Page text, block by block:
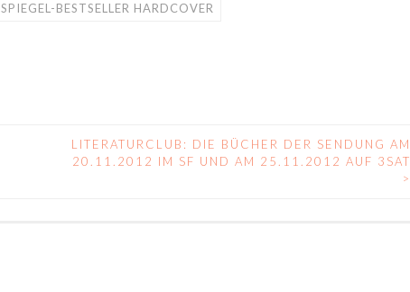
SPIEGEL-BESTSELLER HARDCOVER
LITERATURCLUB: DIE BÜCHER DER SENDUNG AM
20.11.2012 IM SF UND AM 25.11.2012 AUF 3SAT
>